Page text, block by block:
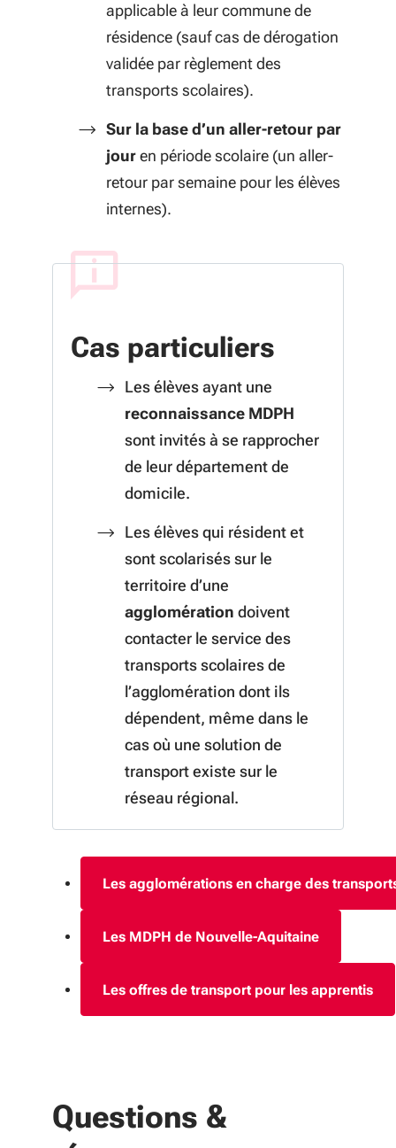
applicable à leur commune de
résidence (sauf cas de dérogation
validée par règlement des
transports scolaires).
Sur la base d’un aller-retour par
jouren période scolaire (un aller-
retour par semaine pour les élèves
internes).
Cas particuliers
Les élèves ayant une
reconnaissance MDPH
sont invités à se rapprocher
de leur département de
domicile.
Les élèves qui résident et
sont scolarisés sur le
territoire d’une
agglomération doivent
contacter le service des
transports scolaires de
l’agglomération dont ils
dépendent, même dans le
cas où une solution de
transport existe sur le
réseau régional.
Les agglomérations en charge des
Les MDPH de Nouvelle-Aquitaine
Les offres de transport pour les apprentis
Questions &